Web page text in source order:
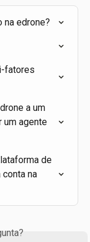
edrone?
fatores
a um
um agente
de
na